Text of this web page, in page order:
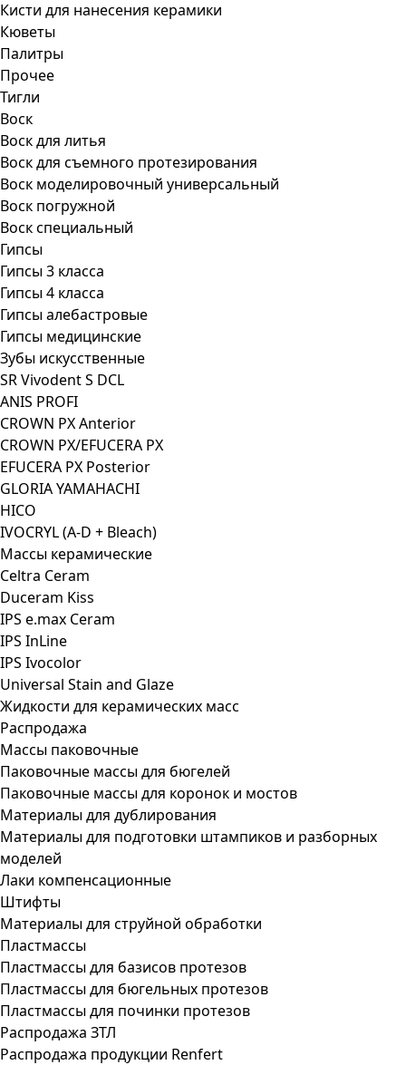
Кисти для нанесения керамики
Кюветы
Палитры
Прочее
Тигли
Воск
Воск для литья
Воск для съемного протезирования
Воск моделировочный универсальный
Воск погружной
Воск специальный
Гипсы
Гипсы 3 класса
Гипсы 4 класса
Гипсы алебастровые
Гипсы медицинские
Зубы искусственные
SR Vivodent S DCL
ANIS PROFI
CROWN PX Anterior
CROWN PX/EFUCERA PX
EFUCERA PX Posterior
GLORIA YAMAHACHI
HICO
IVOCRYL (A-D + Bleach)
Массы керамические
Celtra Ceram
Duceram Kiss
IPS e.max Ceram
IPS InLine
IPS Ivocolor
Universal Stain and Glaze
Жидкости для керамических масс
Распродажа
Массы паковочные
Паковочные массы для бюгелей
Паковочные массы для коронок и мостов
Материалы для дублирования
Материалы для подготовки штампиков и разборных
моделей
Лаки компенсационные
Штифты
Материалы для струйной обработки
Пластмассы
Пластмассы для базисов протезов
Пластмассы для бюгельных протезов
Пластмассы для починки протезов
Распродажа ЗТЛ
Распродажа продукции Renfert